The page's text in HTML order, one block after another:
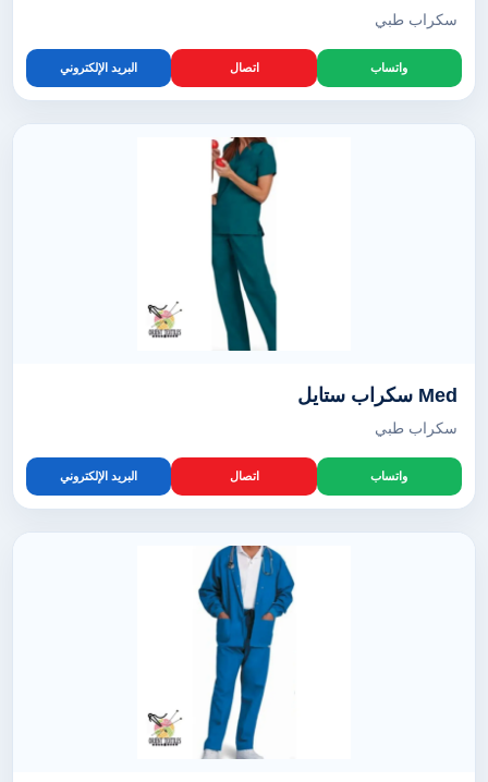
سكراب طبي
واتساب اتصال البريد الإلكتروني
Med سكراب ستايل
سكراب طبي
واتساب اتصال البريد الإلكتروني